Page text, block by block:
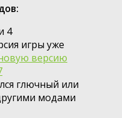
4
игры уже
версию
глючный или
модами